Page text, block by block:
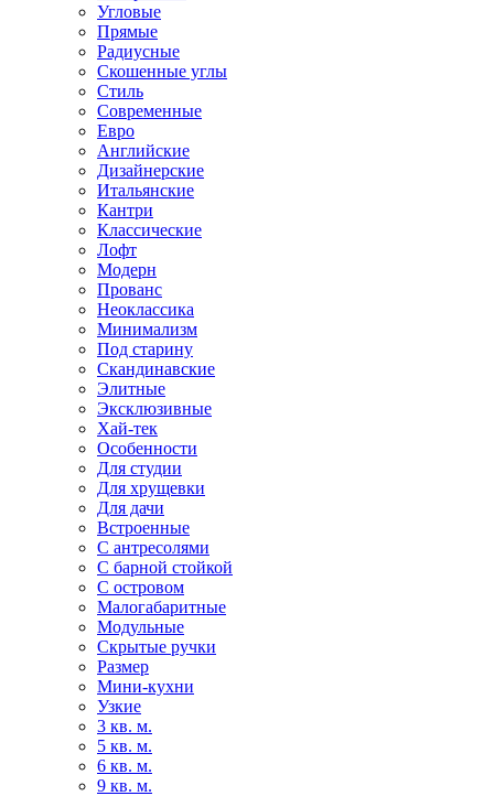
Угловые
Прямые
Радиусные
Скошенные углы
Стиль
Современные
Евро
Английские
Дизайнерские
Итальянские
Кантри
Классические
Лофт
Модерн
Прованс
Неоклассика
Минимализм
Под старину
Скандинавские
Элитные
Эксклюзивные
Хай-тек
Особенности
Для студии
Для хрущевки
Для дачи
Встроенные
С антресолями
С барной стойкой
С островом
Малогабаритные
Модульные
Скрытые ручки
Размер
Мини-кухни
Узкие
3 кв. м.
5 кв. м.
6 кв. м.
9 кв. м.